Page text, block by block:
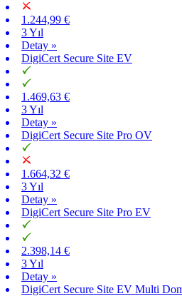
1.244,99 €
3 Yıl
Detay »
DigiCert Secure Site EV
1.469,63 €
3 Yıl
Detay »
DigiCert Secure Site Pro OV
1.664,32 €
3 Yıl
Detay »
DigiCert Secure Site Pro EV
2.398,14 €
3 Yıl
Detay »
DigiCert Secure Site EV Multi